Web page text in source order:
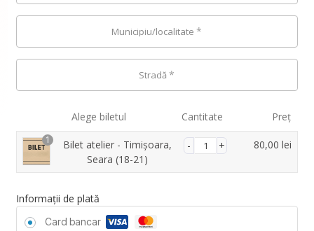
Municipiu/localitate *
Stradă *
Alege biletul Cantitate Preț
1
Bilet atelier - Timișoara,
Seara (18-21)
80,00 lei
Informații de plată
Card bancar